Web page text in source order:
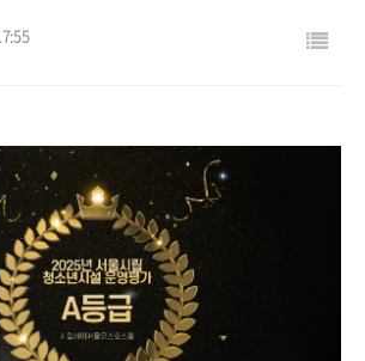
아트월갤러리
서울가이드신청
FAQ